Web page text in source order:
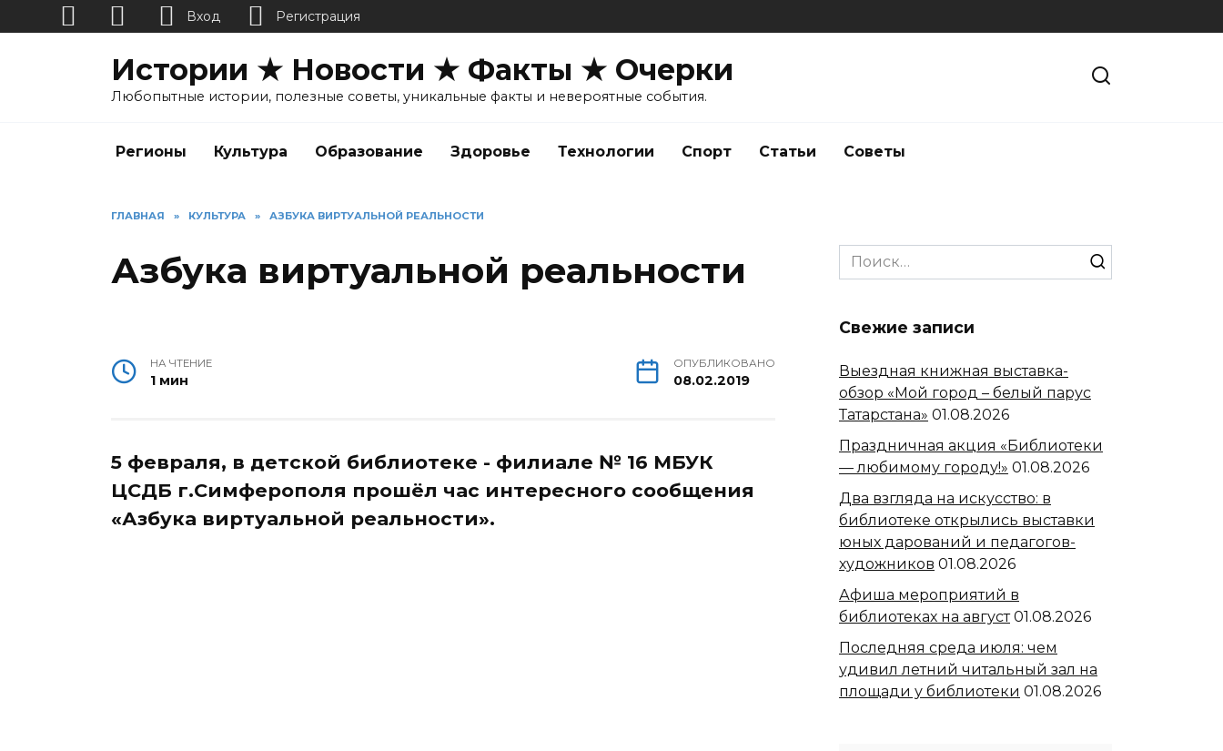
Истории ★ Новости ★ Факты ★ Очерки
Любопытные истории, полезные советы, уникальные факты и невероятные события.
Регионы Культура Образование Здоровье Технологии Спорт Статьи Советы
ГЛАВНАЯ » КУЛЬТУРА » АЗБУКА ВИРТУАЛЬНОЙ РЕАЛЬНОСТИ
Азбука виртуальной реальности
НА ЧТЕНИЕ
1 мин
ОПУБЛИКОВАНО
08.02.2019
5 февраля, в детской библиотеке - филиале № 16 МБУК
ЦСДБ г.Симферополя прошёл час интересного сообщения
«Азбука виртуальной реальности».
Search
for:
Свежие записи
Выездная книжная выставка-
обзор «Мой город – белый парус
Татарстана» 01.08.2026
Праздничная акция «Библиотеки
— любимому городу!» 01.08.2026
Два взгляда на искусство: в
библиотеке открылись выставки
юных дарований и педагогов-
художников 01.08.2026
Афиша мероприятий в
библиотеках на август 01.08.2026
Последняя среда июля: чем
удивил летний читальный зал на
площади у библиотеки 01.08.2026
Вход Регистрация